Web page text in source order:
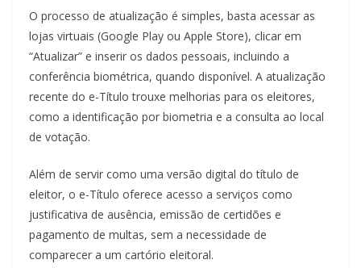
O processo de atualização é simples, basta acessar as
lojas virtuais (Google Play ou Apple Store), clicar em
“Atualizar” e inserir os dados pessoais, incluindo a
conferência biométrica, quando disponível. A atualização
recente do e-Título trouxe melhorias para os eleitores,
como a identificação por biometria e a consulta ao local
de votação.
Além de servir como uma versão digital do título de
eleitor, o e-Título oferece acesso a serviços como
justificativa de ausência, emissão de certidões e
pagamento de multas, sem a necessidade de
comparecer a um cartório eleitoral.